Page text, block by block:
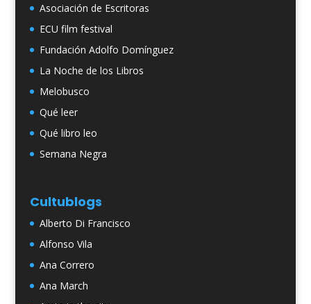
Asociación de Escritoras
ECU film festival
Fundación Adolfo Domínguez
La Noche de los Libros
Melobusco
Qué leer
Qué libro leo
Semana Negra
Cultublogs
Alberto Di Francisco
Alfonso Vila
Ana Correro
Ana March